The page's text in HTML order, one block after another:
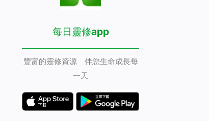
每日靈修app
豐富的靈修資源 伴您生命成長每
一天